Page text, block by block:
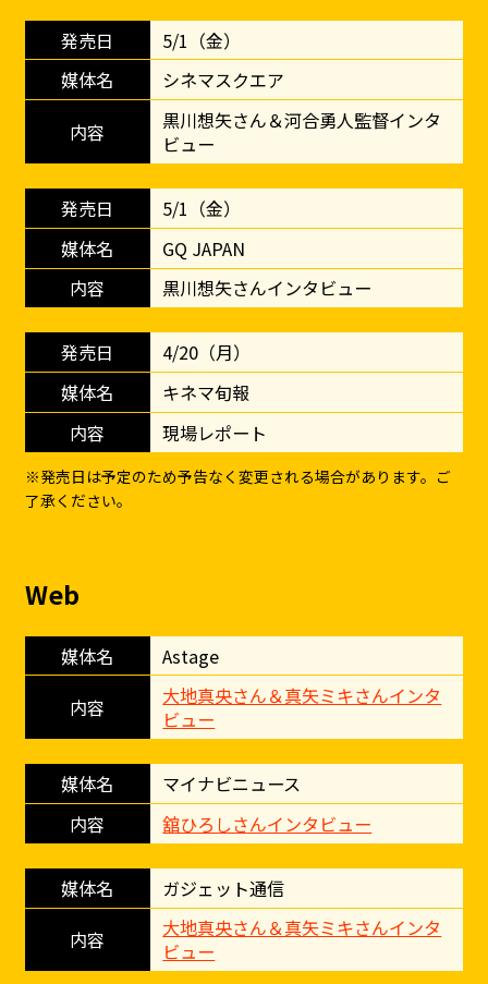
5/1（金）
シネマスクエア
黒川想矢さん＆河合勇人監督インタ
ビュー
5/1（金）
GQ JAPAN
黒川想矢さんインタビュー
4/20（月）
キネマ旬報
現場レポート
※発売日は予定のため予告なく変更される場合があります。ご
了承ください。
Web
Astage
大地真央さん＆真矢ミキさんインタ
ビュー
マイナビニュース
舘ひろしさんインタビュー
ガジェット通信
大地真央さん＆真矢ミキさんインタ
ビュー